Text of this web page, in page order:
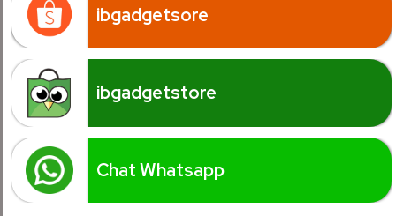
ibgadgetsore
ibgadgetstore
Chat Whatsapp